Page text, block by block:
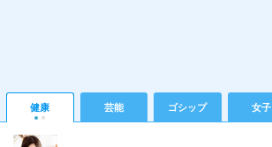
健康 芸能 ゴシップ 女子